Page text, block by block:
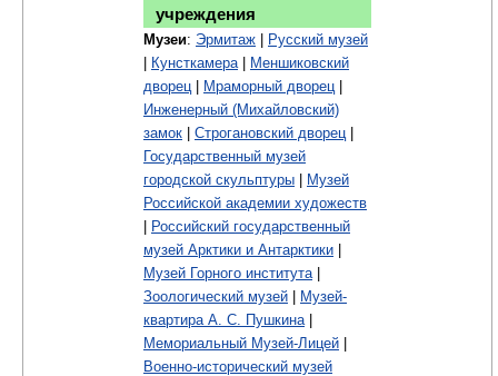
учреждения
Музеи: Эрмитаж
Русский музей
Кунсткамера|
Меншиковский
дворец| Мраморный дворец|
Инженерный (Михайловский)
замок
Строгановский дворец|
Государственный музей
городской скульптуры
Музей
Российской академии художеств
Российский государственный
музей Арктики и Антарктики
Музей Горного института|
Зоологический музей
Музей-
квартира А. С. Пушкина|
Мемориальный Музей-Лицей
Военно-исторический музей